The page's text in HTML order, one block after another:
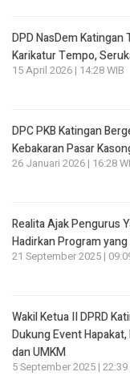
DPD NasDem
Karikatur Tempo,
15 April 2026 | 14:28 WIB
DPC PKB Katingan
Kebakaran Pasar
26 Januari 2026 | 16:28
Realita Ajak Pengurus
Hadirkan Program
21 September 2025 |
Wakil Ketua II DPRD
Dukung Event
dan UMKM
5 September 2025 | 22:39